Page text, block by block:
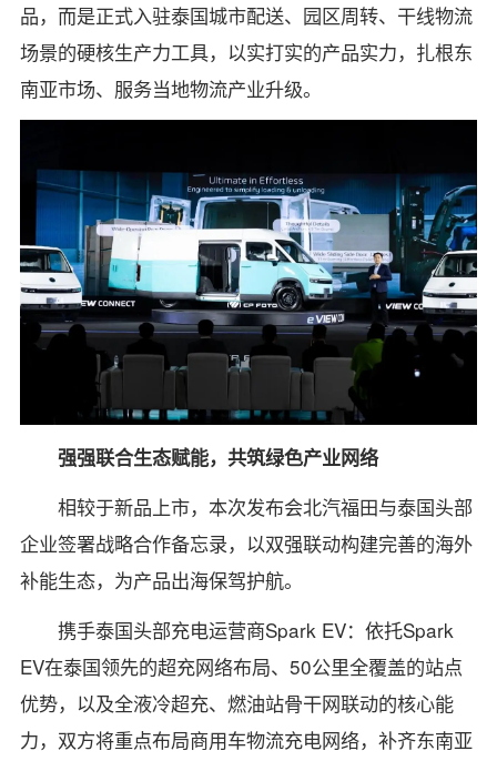
品，而是正式入驻泰国城市配送、园区周转、干线物流
场景的硬核生产力工具，以实打实的产品实力，扎根东
南亚市场、服务当地物流产业升级。
强强联合生态赋能，共筑绿色产业网络
相较于新品上市，本次发布会北汽福田与泰国头部
企业签署战略合作备忘录，以双强联动构建完善的海外
补能生态，为产品出海保驾护航。
携手泰国头部充电运营商Spark EV：依托Spark
EV在泰国领先的超充网络布局、50公里全覆盖的站点
优势，以及全液冷超充、燃油站骨干网联动的核心能
力，双方将重点布局商用车物流充电网络，补齐东南亚